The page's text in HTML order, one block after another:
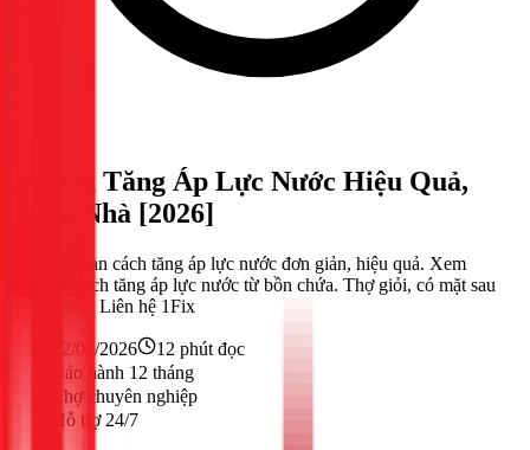
Cách Tăng Áp Lực Nước Hiệu Quả,
Tại Nhà [2026]
Mách bạn cách tăng áp lực nước đơn giản, hiệu quả. Xem
ngay cách tăng áp lực nước từ bồn chứa. Thợ giỏi, có mặt sau
30 phút. Liên hệ 1Fix
22/02/2026 12 phút đọc
Bảo hành 12 tháng
Thợ chuyên nghiệp
Hỗ trợ 24/7